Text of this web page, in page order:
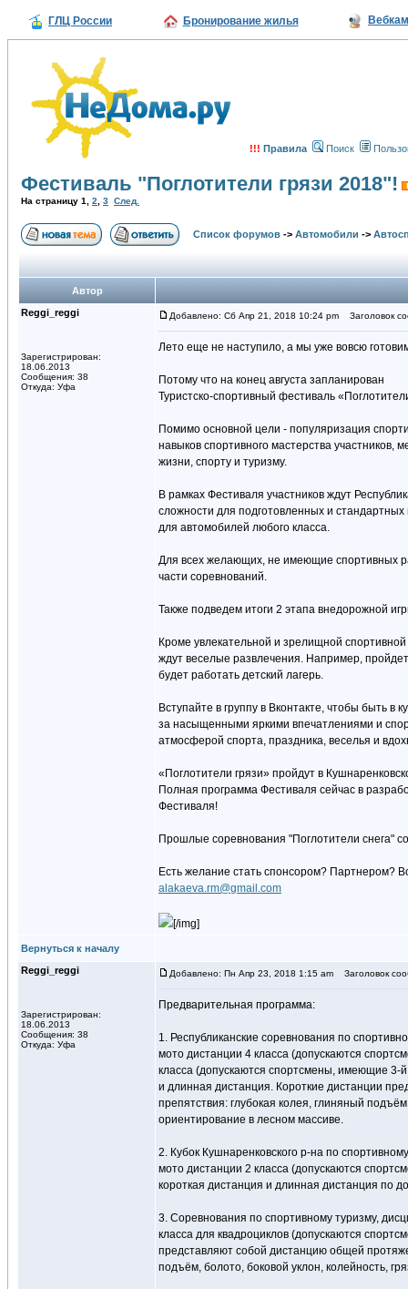
ГЛЦ России Бронирование жилья
!!! Правила Поиск
Фестиваль "Поглотители грязи 2018"!
На страницу 1 2 3 След.
Список форумов -> Автомобили ->
Автор
Reggi_reggi
Зарегистрирован:
18.06.2013
Сообщения: 38
Откуда: Уфа
Добавлено: Сб Апр 21, 2018 10:24 pm Заголовок
Лето еще не наступило, а мы уже вовсю
Потому что на конец августа запланирован
Туристско-спортивный фестиваль
Помимо основной цели - популяризация
навыков спортивного мастерства участников,
жизни, спорту и туризму.
В рамках Фестиваля участников ждут
сложности для подготовленных и
для автомобилей любого класса.
Для всех желающих, не имеющие спортивных
части соревнований.
Также подведем итоги 2 этапа внедорожной
Кроме увлекательной и зрелищной
ждут веселые развлечения. Например,
будет работать детский лагерь.
Вступайте в группу в Вконтакте, чтобы быть в
за насыщенными яркими впечатлениями и
атмосферой спорта, праздника, веселья и
«Поглотители грязи» пройдут в
Полная программа Фестиваля сейчас в
Фестиваля!
Прошлые соревнования "Поглотители снега"
Есть желание стать спонсором? Партнером?
alakaeva.rm@gmail.com
[/img]
Вернуться к началу
Reggi_reggi
Зарегистрирован:
18.06.2013
Сообщения: 38
Откуда: Уфа
Добавлено: Пн Апр 23, 2018 1:15 am Заголовок
Предварительная программа:
1. Республиканские соревнования по
мото дистанции 4 класса (допускаются
класса (допускаются спортсмены, имеющие 3-
и длинная дистанция. Короткие дистанции
препятствия: глубокая колея, глиняный
ориентирование в лесном массиве.
2. Кубок Кушнаренковского р-на по
мото дистанции 2 класса (допускаются
короткая дистанция и длинная дистанция по
3. Соревнования по спортивному туризму,
класса для квадроциклов (допускаются
представляют собой дистанцию общей
подъём, болото, боковой уклон, колейность,